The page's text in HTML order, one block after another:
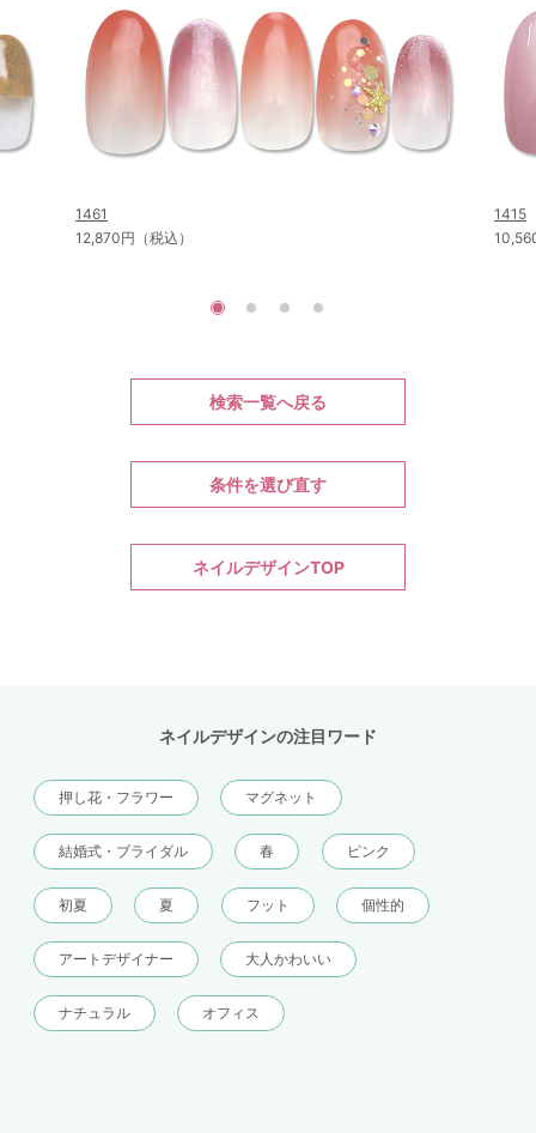
1461
12,870円（税込）
1415
検索一覧へ戻る
条件を選び直す
ネイルデザインTOP
ネイルデザインの注目ワード
押し花・フラワー マグネット
結婚式・ブライダル 春 ピンク
初夏 夏 フット 個性的
アートデザイナー 大人かわいい
ナチュラル オフィス